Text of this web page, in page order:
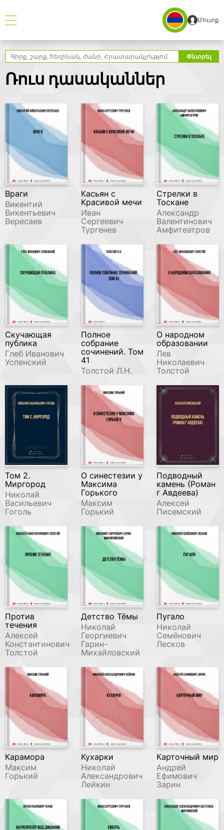
Մուտք
Որոնել Փնտրել
Ռուս դասականներ
Враги
Викентий
Викентьевич
Вересаев
Касьян с
Красивой мечи
Иван
Сергеевич
Тургенев
Стрелки в
Тоскане
Александр
Валентинович
Амфитеатров
Скучающая
публика
Глеб Иванович
Успенский
Полное
собрание
сочинений. Том
41
Толстой Л.Н.
О народном
образовании
Лев
Николаевич
Толстой
Том 2.
Миргород
Николай
Васильевич
Гоголь
О синестезии у
Максима
Горького
Максим
Горький
Подводный
камень (Роман
г Авдеева)
Алексей
Писемский
Против
течения
Алексей
Константинович
Толстой
Детство Тёмы
Николай
Георгиевич
Гарин-
Михайловский
Пугало
Николай
Семёнович
Лесков
Карамора
Максим
Горький
Кухарки
Николай
Александрович
Лейкин
Карточный мир
Андрей
Ефимович
Зарин